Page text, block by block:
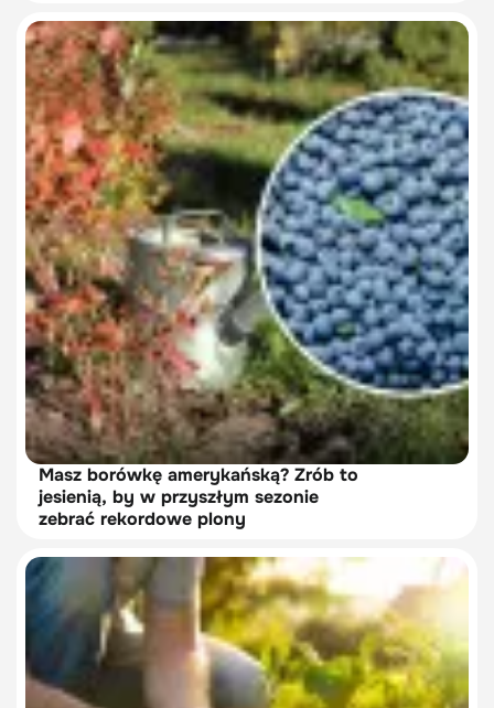
Masz borówkę amerykańską? Zrób to
jesienią, by w przyszłym sezonie
zebrać rekordowe plony